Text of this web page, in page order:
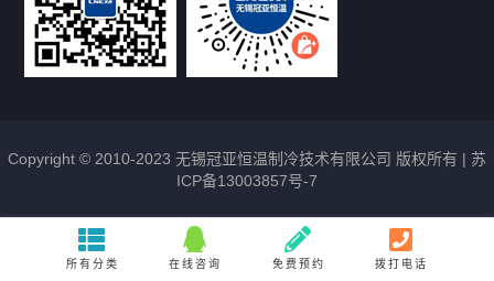
Copyright © 2010-2023 无锡冠亚恒温制冷技术有限公司 版权所有 | 苏
ICP备13003857号-7
所有分类 在线咨询 免费预约 拨打电话